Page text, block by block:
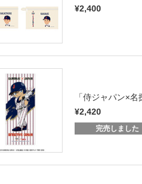
¥2,400
「侍ジャパン×
¥2,420
完売しました